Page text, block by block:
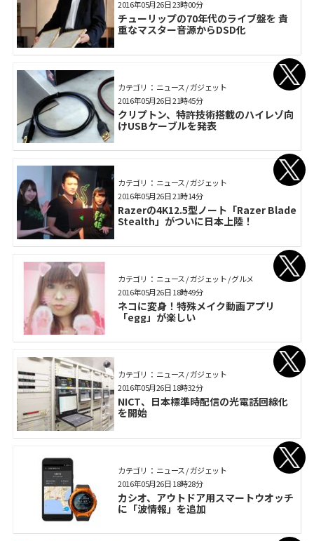
チューリップの70年代のライブ盤を 貴
重なマスター音源からDSD化
2016年05月26日 23時00分
カテゴリ： ニュース / ガジェット
クリプトン、特許技術搭載のハイレゾ向
けUSBケーブルを発表
2016年05月26日 21時45分
カテゴリ： ニュース / ガジェット
Razerの4K12.5型ノート「Razer Blade
Stealth」がついに日本上陸！
2016年05月26日 21時14分
カテゴリ： ニュース / ガジェット / グルメ
ネコに変身！特殊メイク動画アプリ
「egg」が楽しい
2016年05月26日 18時49分
カテゴリ： ニュース / ガジェット
NICT、日本標準時配信の光電話回線化
を開始
2016年05月26日 18時32分
カテゴリ： ニュース / ガジェット
カシオ、アウトドア用スマートウオッチ
に「波情報」を追加
2016年05月26日 18時28分